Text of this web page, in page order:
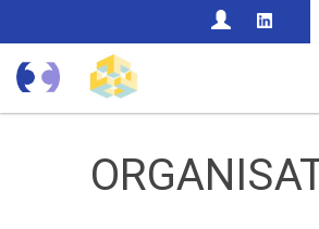
CONTACT